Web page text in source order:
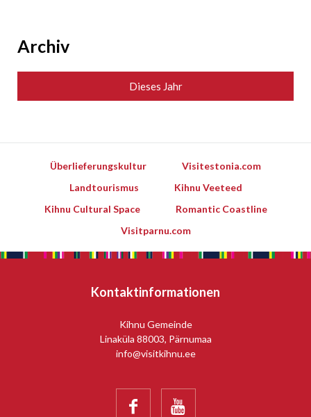
Archiv
Dieses Jahr
Überlieferungskultur
Visitestonia.com
Landtourismus
Kihnu Veeteed
Kihnu Cultural Space
Romantic Coastline
Visitparnu.com
Kontaktinformationen
Kihnu Gemeinde
Linaküla 88003, Pärnumaa
info@visitkihnu.ee
 